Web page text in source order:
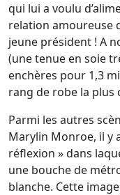
qui lui a voulu
relation amoureuse
jeune président ! A
(une tenue en soie
enchères pour 1,3
rang de robe la plus
Parmi les autres
Marylin Monroe, il y
réflexion » dans
une bouche de
blanche. Cette